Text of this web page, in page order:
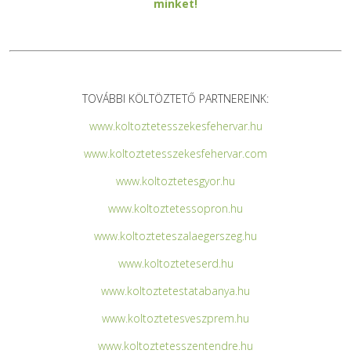
minket!
TOVÁBBI KÖLTÖZTETŐ PARTNEREINK:
www.koltoztetesszekesfehervar.hu
www.koltoztetesszekesfehervar.com
www.koltoztetesgyor.hu
www.koltoztetessopron.hu
www.koltozteteszalaegerszeg.hu
www.koltozteteserd.hu
www.koltoztetestatabanya.hu
www.koltoztetesveszprem.hu
www.koltoztetesszentendre.hu